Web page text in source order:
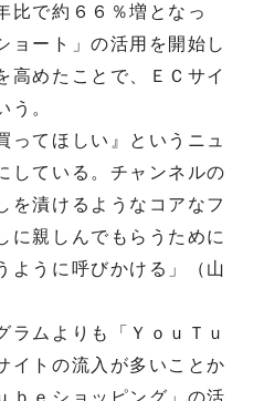
比で約６６％増となっ
ョート」の活用を開始し
高めたことで、ＥＣサイ
う。
てほしい』というニュ
している。チャンネルの
を漬けるようなコアなフ
に親しんでもらうために
ように呼びかける」（山
ムよりも「ＹｏｕＴｕ
イトの流入が多いことか
ｂｅショッピング」の活